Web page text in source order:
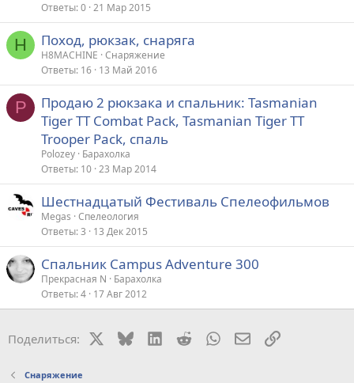
Ответы 0 21 Мар 2015
H Поход, рюкзак, снаряга
H8MACHINE Снаряжение
Ответы 16 13 Май 2016
P
Продаю 2 рюкзака и спальник: Tasmanian
Tiger TT Combat Pack, Tasmanian Tiger TT
Trooper Pack, спаль
Polozey Барахолка
Ответы 10 23 Мар 2014
Шестнадцатый Фестиваль Спелеофильмов
Megas Спелеология
Ответы 3 13 Дек 2015
Спальник Campus Adventure 300
Прекрасная N
Барахолка
Ответы 4 17 Авг 2012
Поделиться: BlueskyLinkedIn
RedditWhatsAppЭлектронная
Ссылка
Снаряжение